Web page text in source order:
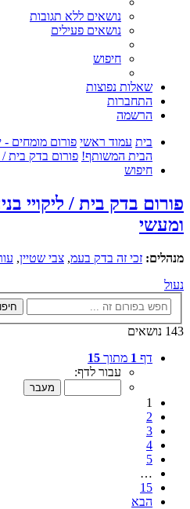
נושאים ללא תגובות
נושאים פעילים
חיפוש
שאלות נפוצות
התחברות
הרשמה
בית עמוד ראשי פורום מומחים -
הבית המשותף! פורום בדק בית /
חיפוש
פורום בדק בית / ליקויי
ומעשי
מנהלים: זכי זה בדק בעמ, צבי שטיין,
נעול
143 נושאים
דף 1 מתוך 15
עבור לדף:
1
2
3
4
5
…
15
הבא